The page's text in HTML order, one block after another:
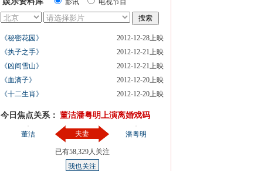
影讯 电视节目
《秘密花园》
2012-12-28上映
《执子之手》
2012-12-21上映
《凶间雪山》
2012-12-21上映
《血滴子》
2012-12-20上映
《十二生肖》
2012-12-20上映
今日焦点关系： 董洁潘粤明上演离婚戏码
董洁 夫妻
已有58,329人关注
我也关注
潘粤明